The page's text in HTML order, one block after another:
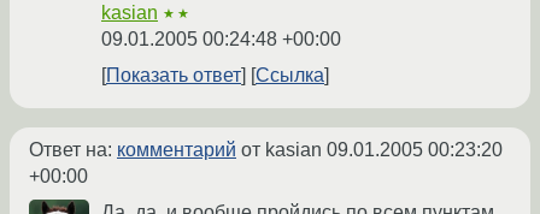
kasian ★★
09.01.2005 00:24:48 +00:00
Показать ответ
Ссылка
Ответ на: комментарий от kasian 09.01.2005 00:23:20
+00:00